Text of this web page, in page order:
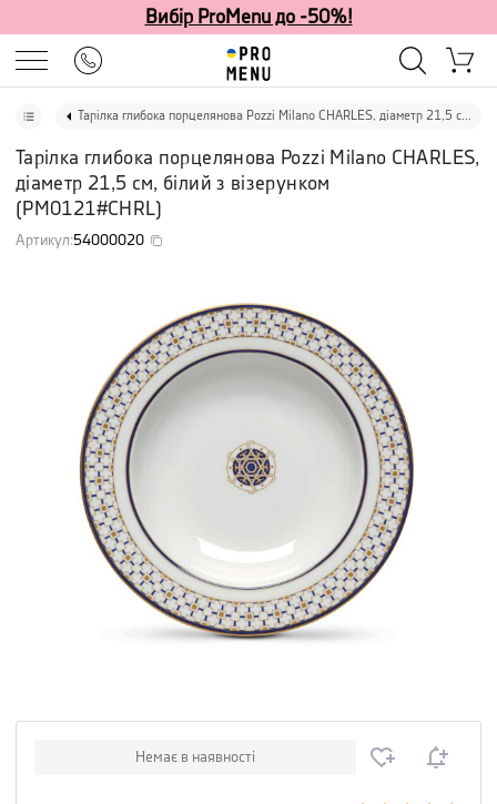
Вибір ProMenu до -50%!
Тарілка глибока порцелянова Pozzi Milano CHARLES, діаметр 21,5 см, білий з візерунком
Тарілка глибока порцелянова Pozzi Milano CHARLES,
діаметр 21,5 см, білий з візерунком
( PM0121#CHRL)
Артикул:54000020
Немає в наявності